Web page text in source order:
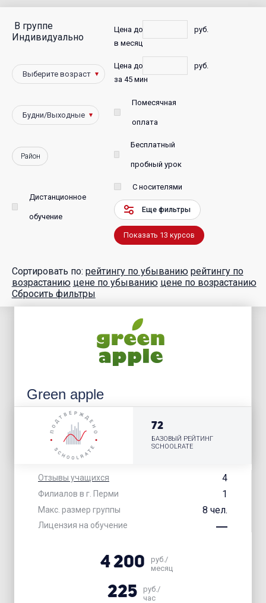
В группе
Индивидуально
Район
Дистанционное
обучение
Цена до
руб.
в месяц
Цена до
руб.
за 45 мин
Помесячная
оплата
Бесплатный
пробный урок
С носителями
Еще фильтры
Показать 13 курсов
С
Победители
Сортировать по: рейтингу по убыванию рейтингу по
возрастанию цене по убыванию цене по возрастанию
Сбросить фильтры
Green apple
Отзывы учащихся 4
Филиалов в г. Перми 1
Макс. размер группы 8 чел.
Лицензия на обучение
72
БАЗОВЫЙ РЕЙТИНГ
SCHOOLRATE
4 200
руб./
месяц
225
руб./
час